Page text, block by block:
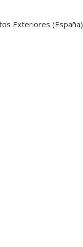
Exteriores (España)